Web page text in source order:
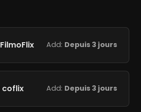
FilmoFlix Add: Depuis 3 jours
coflix Add: Depuis 3 jours